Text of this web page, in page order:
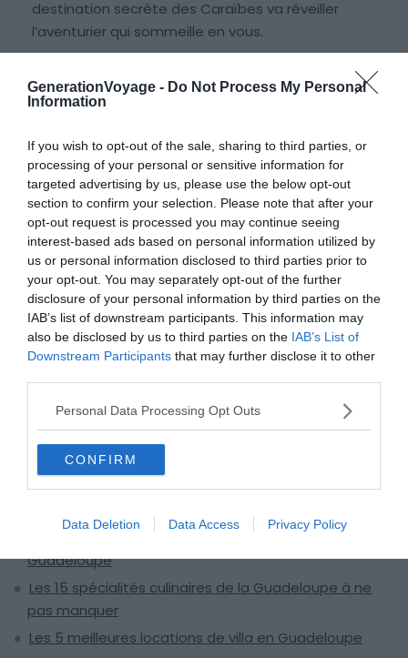
GenerationVoyage - Do Not Process My Personal
Information
If you wish to opt-out of the sale, sharing to third parties, or
processing of your personal or sensitive information for
targeted advertising by us, please use the below opt-out
section to confirm your selection. Please note that after your
opt-out request is processed you may continue seeing
interest-based ads based on personal information utilized by
us or personal information disclosed to third parties prior to
your opt-out. You may separately opt-out of the further
disclosure of your personal information by third parties on the
IAB’s list of downstream participants. This information may
also be disclosed by us to third parties on the IAB’s List of
Downstream Participants that may further disclose it to other
Personal Data Processing Opt Outs
CONFIRM
Data Deletion Data Access Privacy Policy
destination secrète des Caraïbes va réveiller
l’aventurier qui sommeille en vous.
touriste et rock-n-roll : Montserrat. Cette île des
Antilles vous ramène en territoire britannique. Ce
volcaniques possède une culture musicale fabuleuse
et des baies renversantes de beauté et de
tranquillité.
Pour les trois derniers jours :remontez paisiblement
vers Pointe-à-Pitre en repassant par Deshaies et les
Saintes.
Louez un bateau pour explorer la Guadeloupe
À lire aussi sur le guide Guadeloupe :
Visiter la Guadeloupe : 10 incontournables à faire et
Les 5 meilleures excursions pour découvrir la
Guadeloupe
Les 15 spécialités culinaires de la Guadeloupe à ne
pas manquer
Les 5 meilleures locations de villa en Guadeloupe